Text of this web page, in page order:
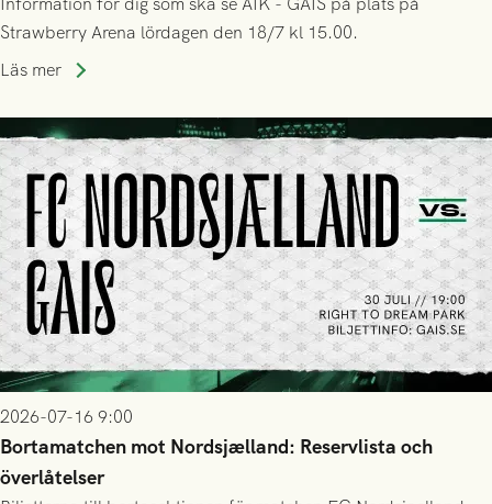
Strawberry Arena lördagen den 18/7 kl 15.00.
Läs mer
2026-07-16 9:00
Bortamatchen mot Nordsjælland: Reservlista och
överlåtelser